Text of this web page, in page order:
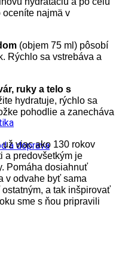
a doprava
oceníte najmä v
(objem 75 ml) pôsobí
Rýchlo sa vstrebáva a
ruky a telo s
hydratuje, rýchlo sa
pohodlie a zanecháva
už viac ako 130 rokov
a predovšetkým je
Pomáha dosiahnuť
v odvahe byť sama
a tak inšpirovať
sme s ňou pripravili